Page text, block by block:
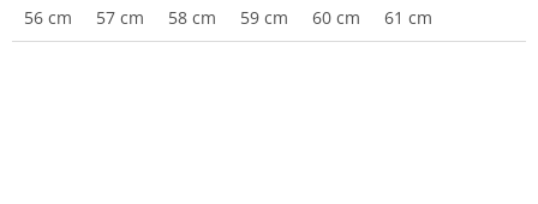
56 cm
57 cm 58 cm 59 cm 60 cm 61 cm